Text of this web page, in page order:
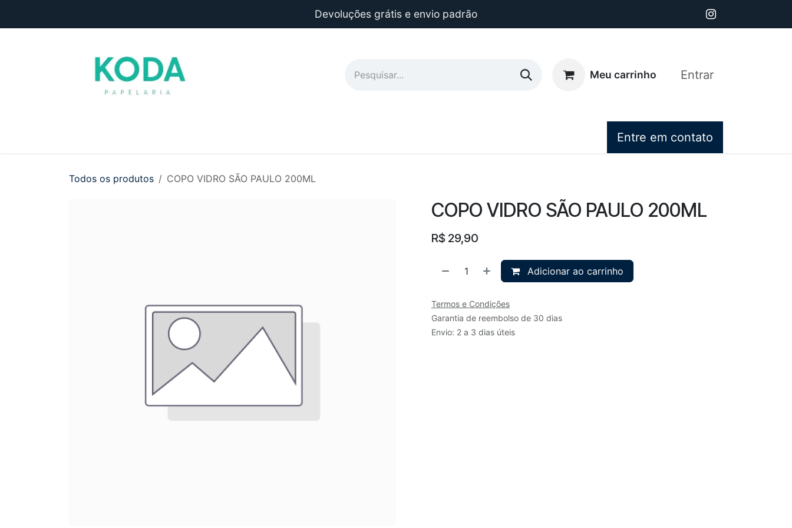
Devoluções grátis e envio padrão
Meu carrinho Entrar
Entre em contato
Todos os produtos COPO VIDRO SÃO PAULO 200ML
COPO VIDRO SÃO PAULO 200ML
R$ 29,90
Adicionar ao carrinho
Termos e Condições
Garantia de reembolso de 30 dias
Envio: 2 a 3 dias úteis